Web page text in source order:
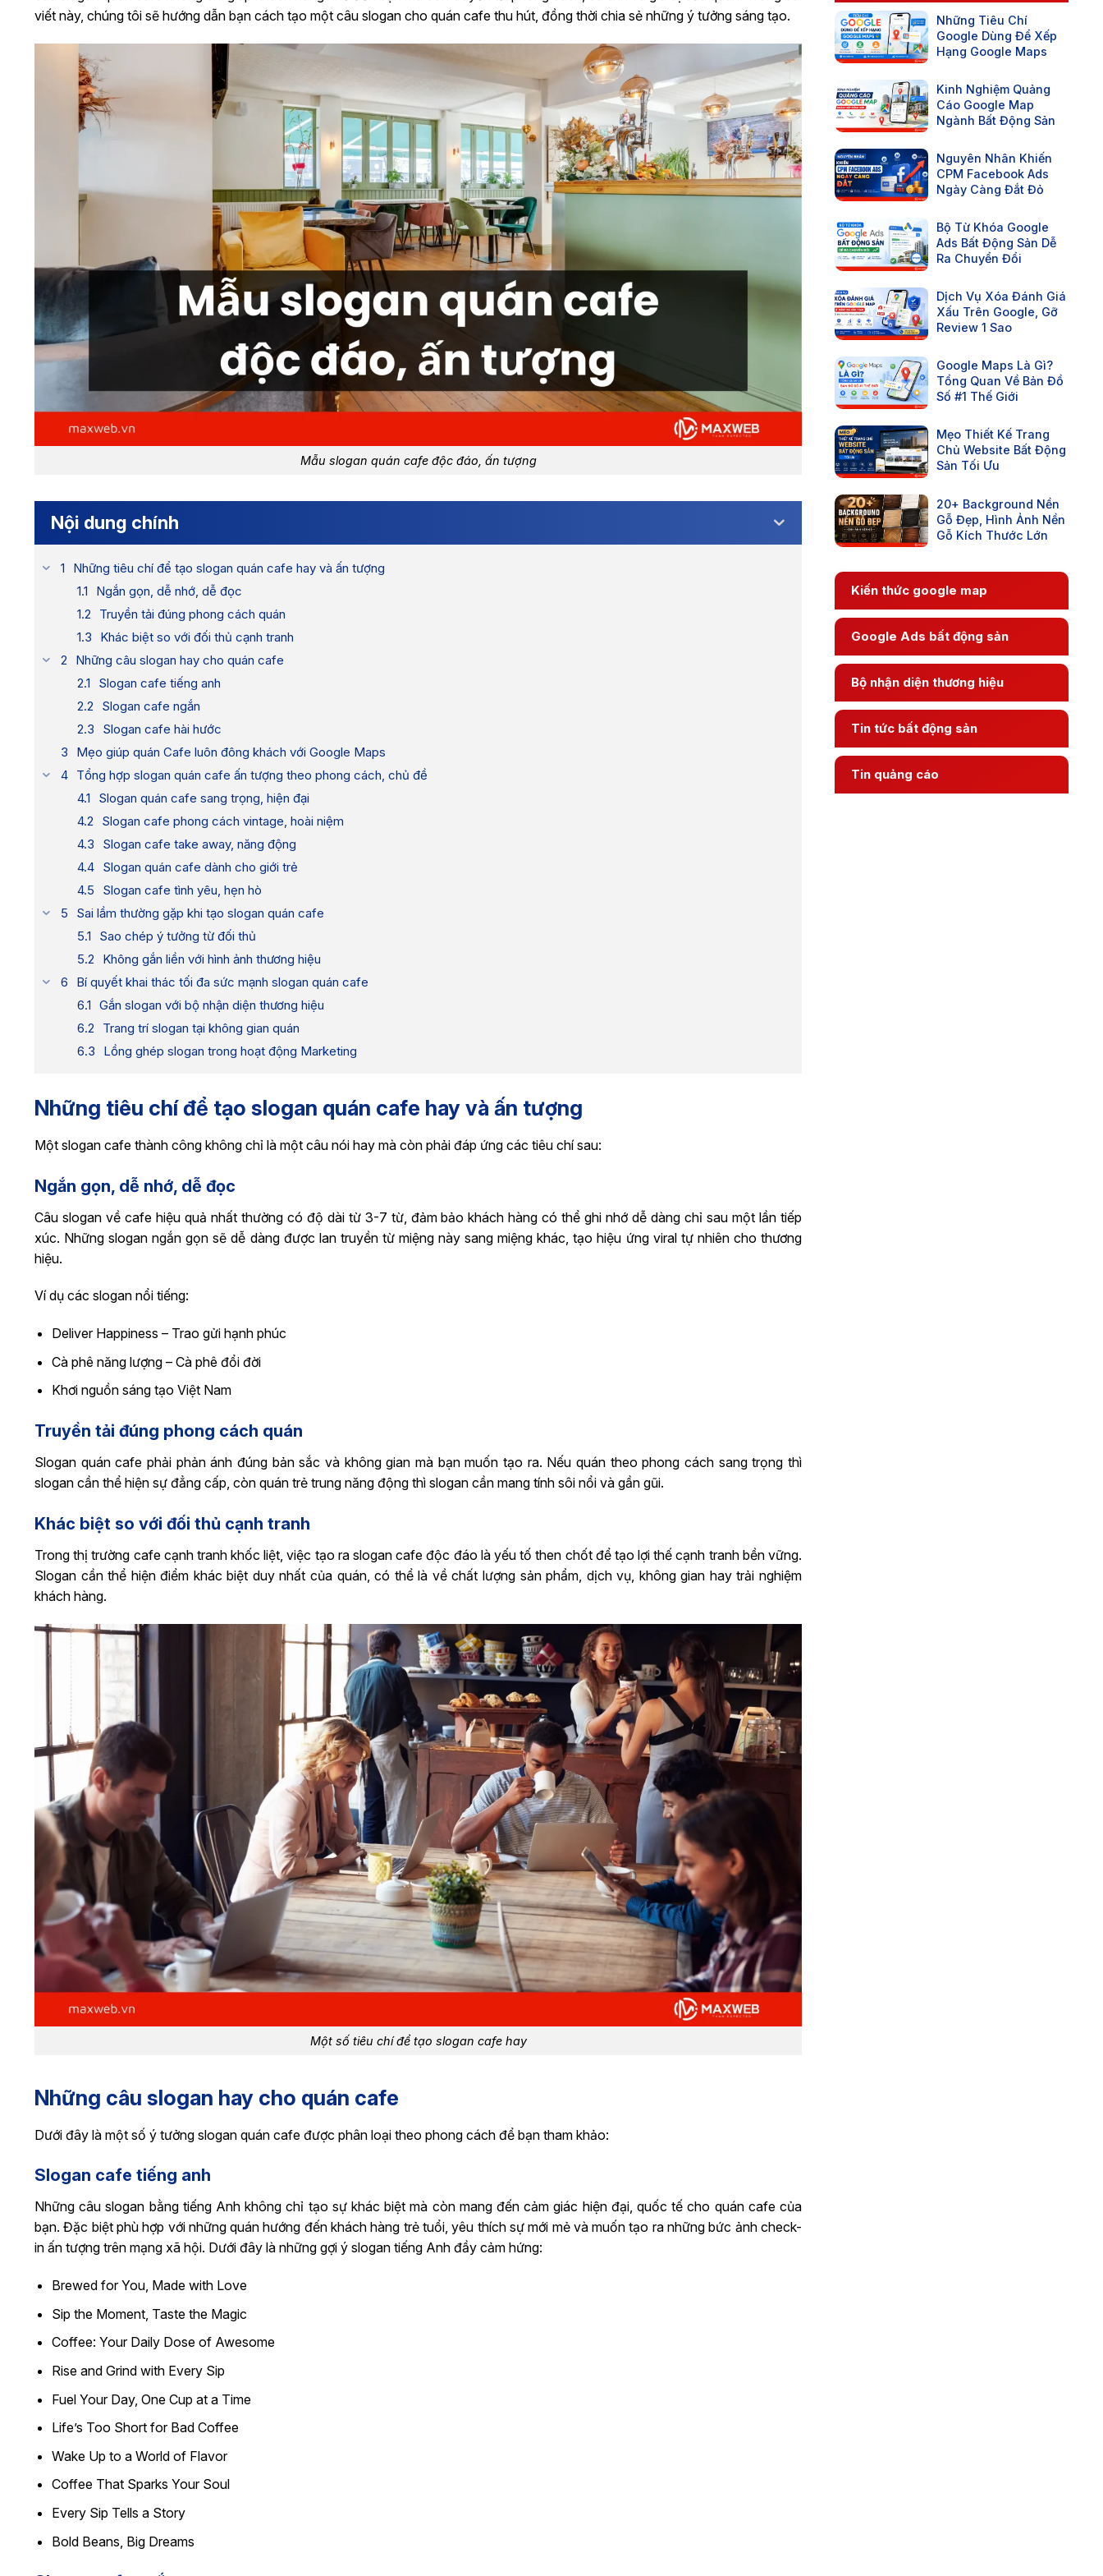
viết này, chúng tôi sẽ hướng dẫn bạn cách tạo một câu slogan cho quán cafe thu hút, đồng thời chia sẻ những ý tưởng sáng tạo.
Mẫu slogan quán cafe độc đáo, ấn tượng
Nội dung chính
Những tiêu chí để tạo slogan quán cafe hay và ấn tượng
Ngắn gọn, dễ nhớ, dễ đọc
Truyền tải đúng phong cách quán
Khác biệt so với đối thủ cạnh tranh
Những câu slogan hay cho quán cafe​
Slogan cafe tiếng anh
Slogan cafe ngắn
Slogan cafe hài hước
Mẹo giúp quán Cafe luôn đông khách với Google Maps
Tổng hợp slogan quán cafe ấn tượng theo phong cách, chủ đề
Slogan quán cafe sang trọng, hiện đại
Slogan cafe phong cách vintage, hoài niệm
Slogan cafe take away, năng động
Slogan quán cafe dành cho giới trẻ
Slogan cafe tình yêu, hẹn hò
Sai lầm thường gặp khi tạo slogan quán cafe
Sao chép ý tưởng từ đối thủ
Không gắn liền với hình ảnh thương hiệu
Bí quyết khai thác tối đa sức mạnh slogan quán cafe
Gắn slogan với bộ nhận diện thương hiệu
Trang trí slogan tại không gian quán
Lồng ghép slogan trong hoạt động Marketing
Những tiêu chí để tạo slogan quán cafe hay và ấn tượng
Một slogan cafe thành công không chỉ là một câu nói hay mà còn phải đáp ứng các tiêu chí sau:
Ngắn gọn, dễ nhớ, dễ đọc
Câu slogan về cafe hiệu quả nhất thường có độ dài từ 3-7 từ, đảm bảo khách hàng có thể ghi nhớ dễ dàng chỉ sau một lần tiếp
xúc. Những slogan ngắn gọn sẽ dễ dàng được lan truyền từ miệng này sang miệng khác, tạo hiệu ứng viral tự nhiên cho thương
hiệu.
Ví dụ các slogan nổi tiếng:
Deliver Happiness – Trao gửi hạnh phúc
Cà phê năng lượng – Cà phê đổi đời
Khơi nguồn sáng tạo Việt Nam
Truyền tải đúng phong cách quán
Slogan quán cafe phải phản ánh đúng bản sắc và không gian mà bạn muốn tạo ra. Nếu quán theo phong cách sang trọng thì
slogan cần thể hiện sự đẳng cấp, còn quán trẻ trung năng động thì slogan cần mang tính sôi nổi và gần gũi.
Khác biệt so với đối thủ cạnh tranh
Trong thị trường cafe cạnh tranh khốc liệt, việc tạo ra slogan cafe độc đáo là yếu tố then chốt để tạo lợi thế cạnh tranh bền vững.
Slogan cần thể hiện điểm khác biệt duy nhất của quán, có thể là về chất lượng sản phẩm, dịch vụ, không gian hay trải nghiệm
khách hàng.
Một số tiêu chí để tạo slogan cafe hay
Những câu slogan hay cho quán cafe​
Dưới đây là một số ý tưởng slogan quán cafe được phân loại theo phong cách để bạn tham khảo:
Slogan cafe tiếng anh
Những câu slogan bằng tiếng Anh không chỉ tạo sự khác biệt mà còn mang đến cảm giác hiện đại, quốc tế cho quán cafe của
bạn. Đặc biệt phù hợp với những quán hướng đến khách hàng trẻ tuổi, yêu thích sự mới mẻ và muốn tạo ra những bức ảnh check-
in ấn tượng trên mạng xã hội. Dưới đây là những gợi ý slogan tiếng Anh đầy cảm hứng:
Brewed for You, Made with Love
Sip the Moment, Taste the Magic
Coffee: Your Daily Dose of Awesome
Rise and Grind with Every Sip
Fuel Your Day, One Cup at a Time
Life’s Too Short for Bad Coffee
Wake Up to a World of Flavor
Coffee That Sparks Your Soul
Every Sip Tells a Story
Bold Beans, Big Dreams
Những Tiêu Chí
Google Dùng Để Xếp
Hạng Google Maps
Kinh Nghiệm Quảng
Cáo Google Map
Ngành Bất Động Sản
Nguyên Nhân Khiến
CPM Facebook Ads
Ngày Càng Đắt Đỏ
Bộ Từ Khóa Google
Ads Bất Động Sản Dễ
Ra Chuyển Đổi
Dịch Vụ Xóa Đánh Giá
Xấu Trên Google, Gỡ
Review 1 Sao
Google Maps Là Gì?
Tổng Quan Về Bản Đồ
Số #1 Thế Giới
Mẹo Thiết Kế Trang
Chủ Website Bất Động
Sản Tối Ưu
20+ Background Nền
Gỗ Đẹp, Hình Ảnh Nền
Gỗ Kích Thước Lớn
Kiến thức google map
Google Ads bất động sản
Bộ nhận diện thương hiệu
Tin tức bất động sản
Tin quảng cáo